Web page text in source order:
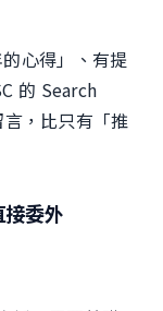
心得」、有提
的 Search
，比只有「推
接委外